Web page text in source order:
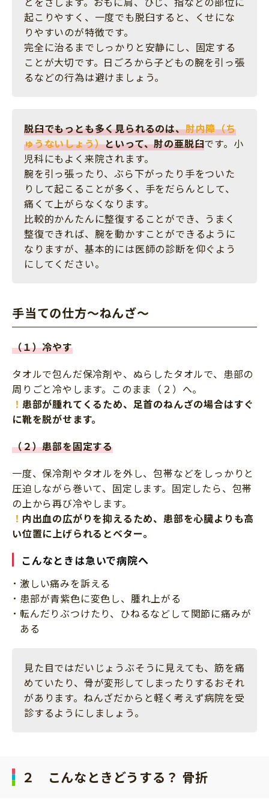
起こりやすく、一度でも脱臼すると、くせにな
りやすいのが特徴です。
完全に治るまでしっかりと安静にし、固定する
ことが大切です。日ごろから子どもの腕を引っ張
るなどの行為は避けましょう。
脱臼でもっとも多く見られるのは、肘内障（ち
ゅうないしょう）といって、肘の亜脱臼です。小
児科にもよく来院されます。
腕を引っ張ったり、ぶら下がったり手をついた
りして起こることが多く、手をだらんとして、
痛くて上がらなくなります。
比較的かんたんに整復することができ、うまく
整復できれば、腕を動かすことができるように
なりますが、基本的には医師の診断を仰ぐよう
にしてください。
手当ての仕方～ねんざ～
（１）冷やす
タオルで包んだ保冷剤や、ぬらしたタオルで、患部の
周りごと冷やします。このまま（２）へ。
！ 患部が腫れてくるため、足首のねんざの場合はすぐ
に靴を脱がせます。
（２）患部を固定する
一度、保冷剤やタオルを外し、包帯などをしっかりと
圧迫しながら巻いて、固定します。固定したら、包帯
の上から再び冷やします。
！ 内出血の広がりを抑えるため、患部を心臓よりも高
い位置に上げられるとベター。
こんなときは急いで病院へ
激しい痛みを訴える
患部が青紫色に変色し、腫れ上がる
転んだりぶつけたり、ひねるなどして関節に痛みが
ある
見た目ではだいじょうぶそうに見えても、筋を痛
めていたり、骨が変形してしまったりするおそれ
があります。ねんざだからと軽く考えず病院を受
診するようにしましょう。
２ こんなときどうする？ 骨折